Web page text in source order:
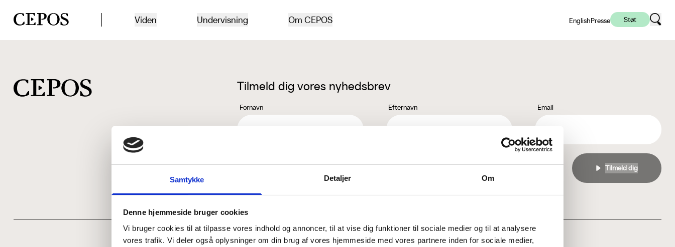
Samtykke Detaljer Om
Denne hjemmeside bruger cookies
Vi bruger cookies til at tilpasse vores indhold og annoncer, til at vise dig funktioner til sociale medier og til at analysere
vores trafik. Vi deler også oplysninger om din brug af vores hjemmeside med vores partnere inden for sociale medier,
CEPOS logo Viden Undervisning Om CEPOS EnglishPresse Støt
Tilmeld dig vores nyhedsbrev
Fornavn Efternavn Email
Jeg accepterer behandlingen af mine personoplysninger i henhold tilprivatlivspolitikken